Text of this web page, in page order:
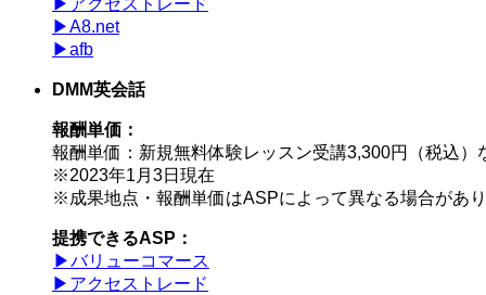
▶︎A8.net
▶︎afb
DMM英会話
報酬単価：
報酬単価：新規無料体験レッスン受講3,300円（税込）
※2023年1月3日現在
※成果地点・報酬単価はASPによって異なる場合があり
提携できるASP：
▶︎バリューコマース
▶︎アクセストレード